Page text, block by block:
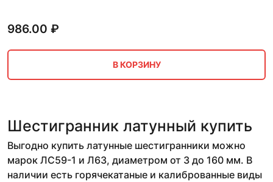
986.00 ₽
В КОРЗИНУ
Шестигранник латунный купить
Выгодно купить латунные шестигранники можно
марок ЛС59-1 и Л63, диаметром от 3 до 160 мм. В
наличии есть горячекатаные и калиброванные виды